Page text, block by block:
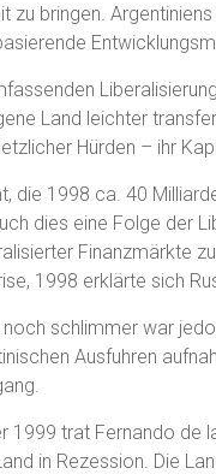
zu bringen.
Land leichter
Hürden – ihr
die 1998 ca. 40
dies eine Folge der
Finanzmärkte
1998 erklärte sich
noch schlimmer war
Ausfuhren
1999 trat Fernando de
in Rezession. Die